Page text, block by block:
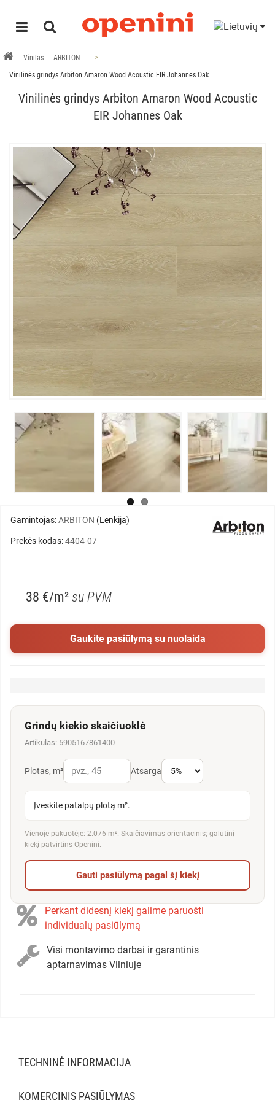
Vinilas
ARBITON
Vinilinės grindys Arbiton Amaron Wood Acoustic EIR Johannes Oak
Vinilinės grindys Arbiton Amaron Wood Acoustic
EIR Johannes Oak
Gamintojas:ARBITON (Lenkija)
Prekės kodas:4404-07
38 €/m² su PVM
Gaukite pasiūlymą su nuolaida
Grindų kiekio skaičiuoklė
Artikulas: 5905167861400
Plotas, m² Atsarga
Įveskite patalpų plotą m².
Vienoje pakuotėje: 2.076 m². Skaičiavimas orientacinis; galutinį
kiekį patvirtins Openini.
Gauti pasiūlymą pagal šį kiekį
Perkant didesnį kiekį galime paruošti
individualų pasiūlymą
Visi montavimo darbai ir garantinis
aptarnavimas Vilniuje
TECHNINĖ INFORMACIJA
KOMERCINIS PASIŪLYMAS